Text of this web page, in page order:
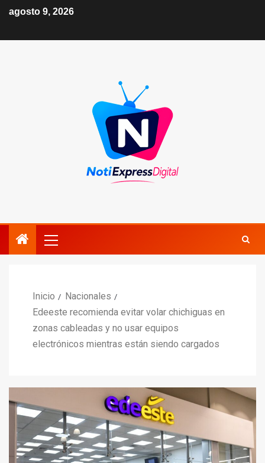
agosto 9, 2026
Inicio
Nacionales
Edeeste recomienda evitar volar chichiguas en
zonas cableadas y no usar equipos
electrónicos mientras están siendo cargados